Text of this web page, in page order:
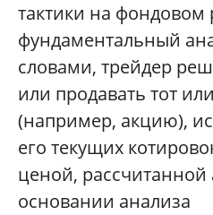
тактики на фондовом
фундаментальный
словами, трейдер
или продавать тот
(например, акцию),
его текущих
ценой,
основании анализа